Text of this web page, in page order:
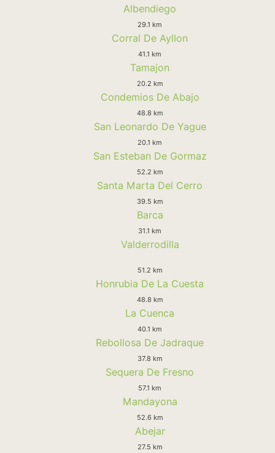
Albendiego
29.1 km
Corral De Ayllon
41.1 km
Tamajon
20.2 km
Condemios De Abajo
48.8 km
San Leonardo De Yague
20.1 km
San Esteban De Gormaz
52.2 km
Santa Marta Del Cerro
39.5 km
Barca
31.1 km
Valderrodilla
51.2 km
Honrubia De La Cuesta
48.8 km
La Cuenca
40.1 km
Rebollosa De Jadraque
37.8 km
Sequera De Fresno
57.1 km
Mandayona
52.6 km
Abejar
27.5 km